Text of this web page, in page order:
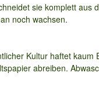
sie komplett aus
noch wachsen.
Kultur haftet kaum
abreiben.